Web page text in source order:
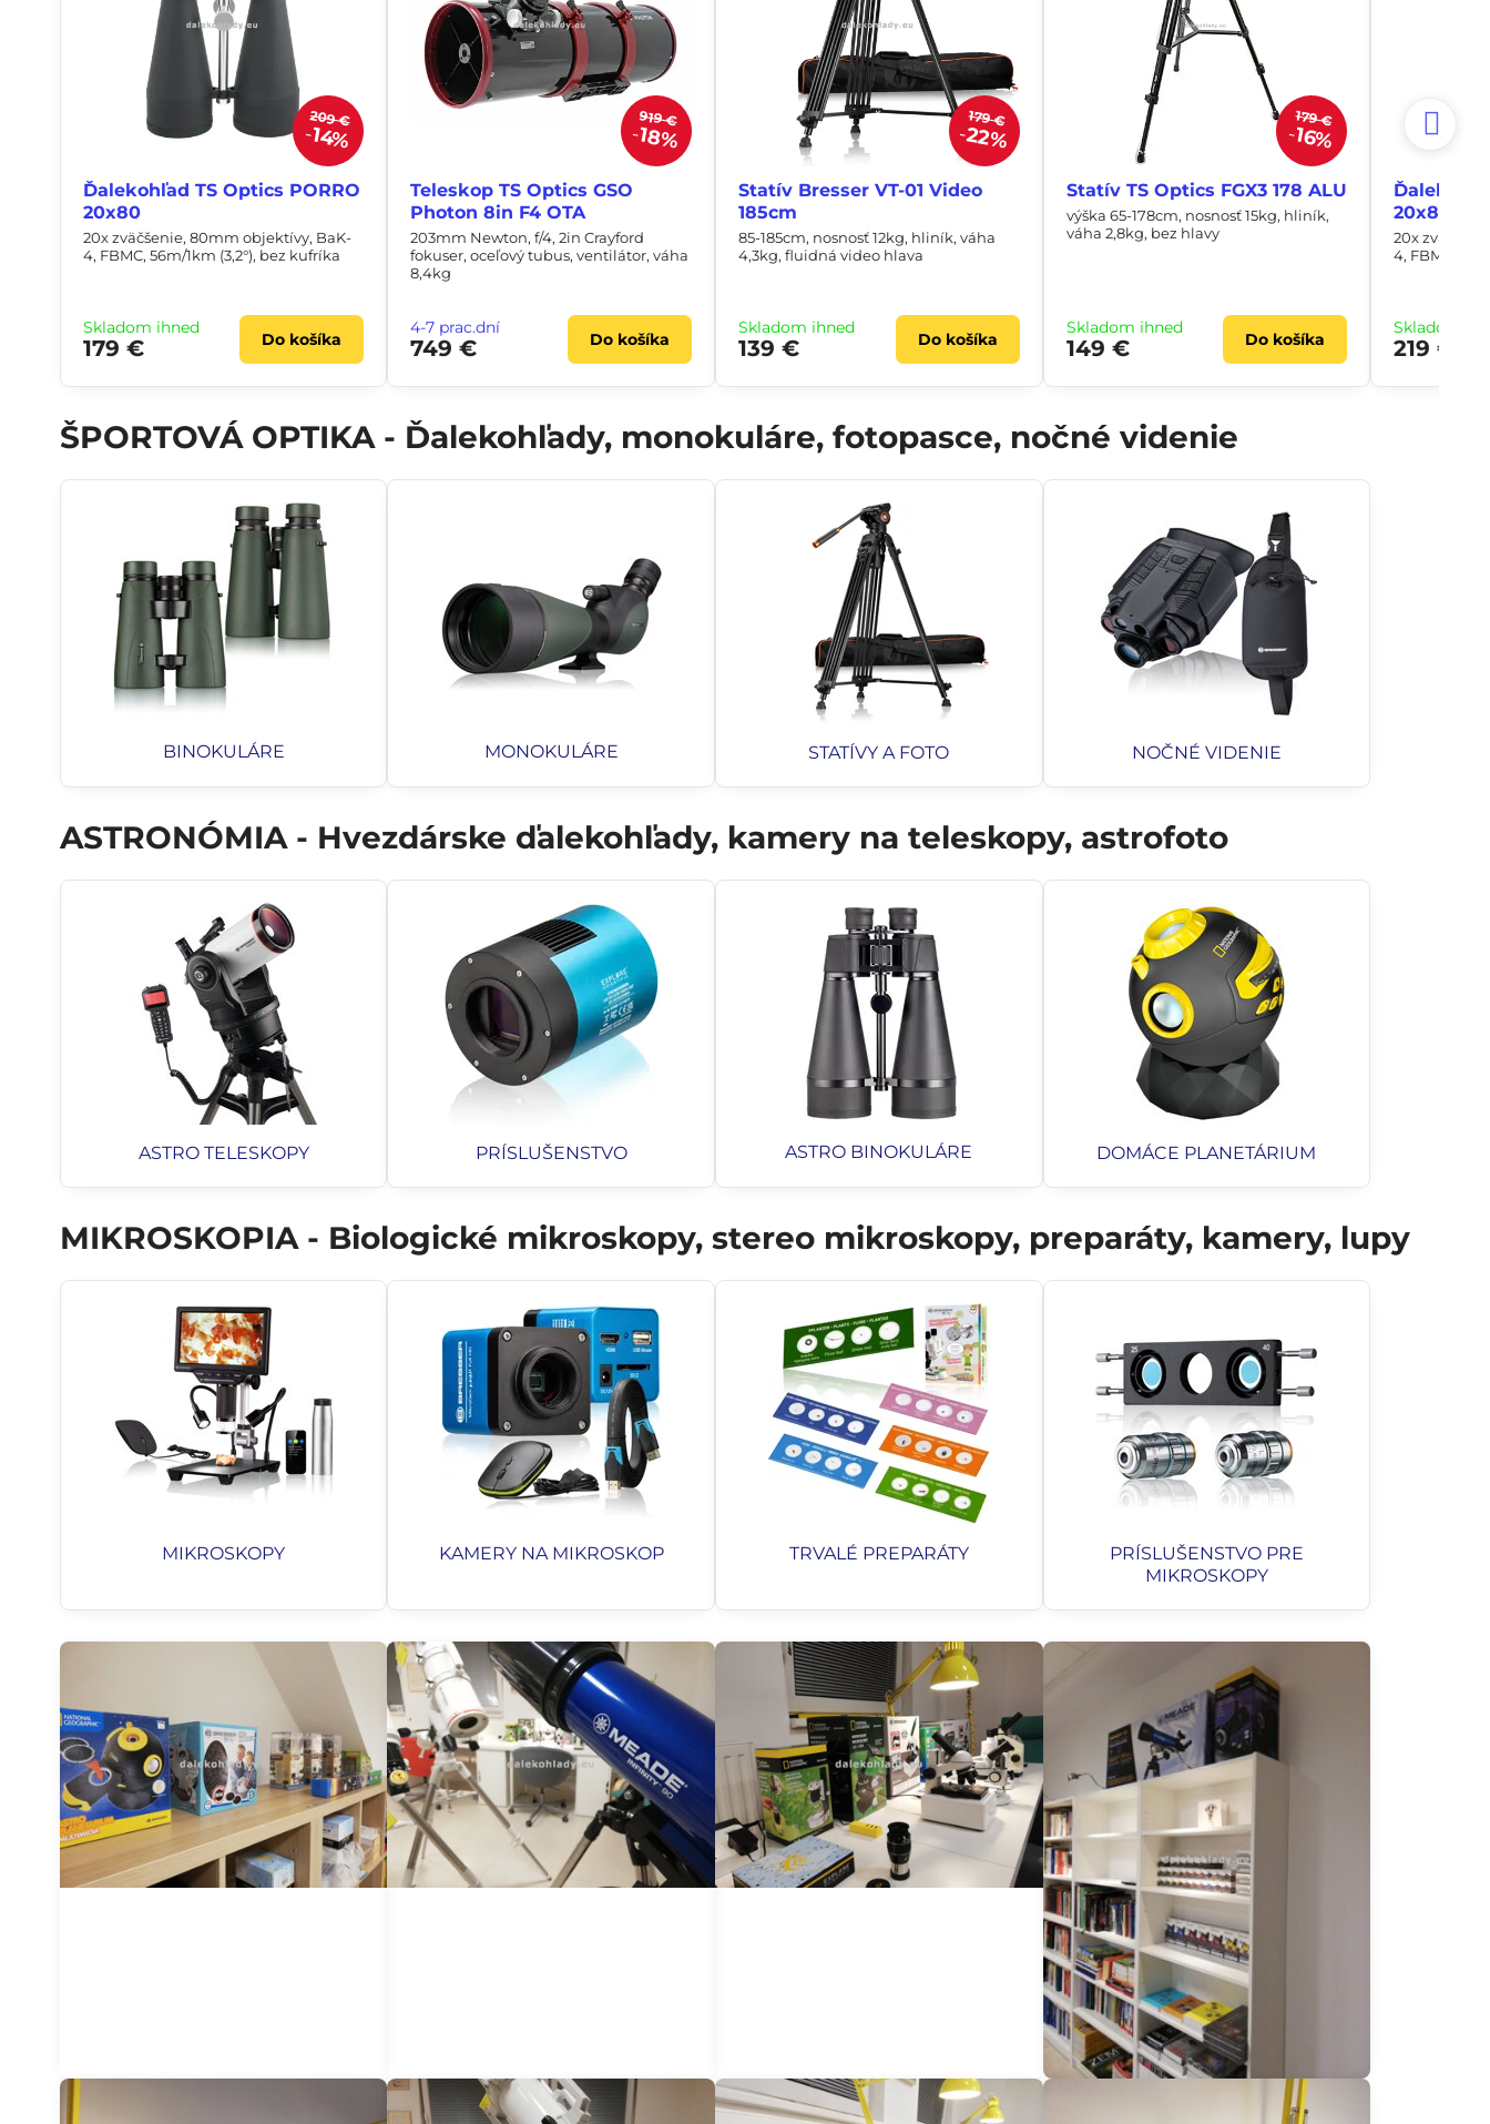
209 €
14%
Ďalekohľad TS Optics PORRO
20x80
20x zväčšenie, 80mm objektívy, BaK-
4, FBMC, 56m/1km (3,2°), bez kufríka
Skladom ihneď
179 € Do košíka
919 €
18%
Teleskop TS Optics GSO
Photon 8in F4 OTA
203mm Newton, f/4, 2in Crayford
fokuser, oceľový tubus, ventilátor, váha
8,4kg
4-7 prac.dní
749 € Do košíka
179 €
22%
Statív Bresser VT-01 Video
185cm
85-185cm, nosnosť 12kg, hliník, váha
4,3kg, fluidná video hlava
Skladom ihneď
139 € Do košíka
179 €
16%
Statív TS Optics FGX3 178 ALU
výška 65-178cm, nosnosť 15kg, hliník,
váha 2,8kg, bez hlavy
Skladom ihneď
149 € Do košíka
20x80 LE
20x
4, FBMC,
Skladom
219 €
ŠPORTOVÁ OPTIKA - Ďalekohľady, monokuláre, fotopasce, nočné videnie
BINOKULÁRE MONOKULÁRE STATÍVY A FOTO NOČNÉ VIDENIE
ASTRONÓMIA - Hvezdárske ďalekohľady, kamery na teleskopy, astrofoto
ASTRO TELESKOPY PRÍSLUŠENSTVO ASTRO BINOKULÁRE DOMÁCE PLANETÁRIUM
MIKROSKOPIA - Biologické mikroskopy, stereo mikroskopy, preparáty, kamery, lupy
MIKROSKOPY KAMERY NA MIKROSKOP TRVALÉ PREPARÁTY
PRÍSLUŠENSTVO PRE
MIKROSKOPY